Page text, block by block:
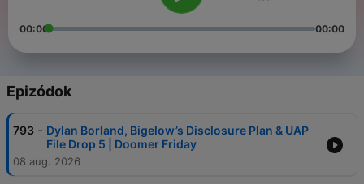
00:00 00:00
Epizódok
793 - Dylan Borland, Bigelow’s Disclosure Plan & UAP
File Drop 5 | Doomer Friday
08 aug. 2026